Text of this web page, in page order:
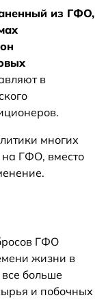
из ГФО,
в
многих
ГФО, вместо
ГФО
жизни в
больше
и побочных